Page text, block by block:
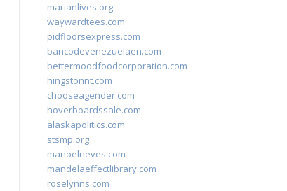
marianlives.org
waywardtees.com
pidfloorsexpress.com
bancodevenezuelaen.com
bettermoodfoodcorporation.com
hingstonnt.com
chooseagender.com
hoverboardssale.com
alaskapolitics.com
stsmp.org
manoelneves.com
mandelaeffectlibrary.com
roselynns.com